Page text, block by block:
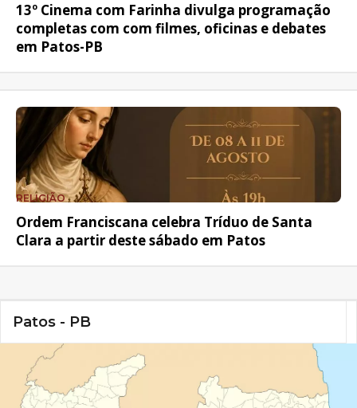
13º Cinema com Farinha divulga programação
completas com com filmes, oficinas e debates
em Patos-PB
RELIGIÃO
Ordem Franciscana celebra Tríduo de Santa
Clara a partir deste sábado em Patos
Patos - PB